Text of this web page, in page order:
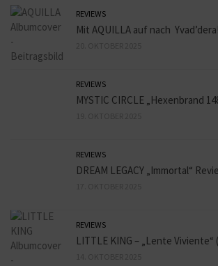
REVIEWS
Mit AQUILLA auf nach Yvad’dera!
REVIEWS
MYSTIC CIRCLE „Hexenbrand
REVIEWS
DREAM LEGACY „Immortal“
REVIEWS
LITTLE KING – „Lente Viviente“